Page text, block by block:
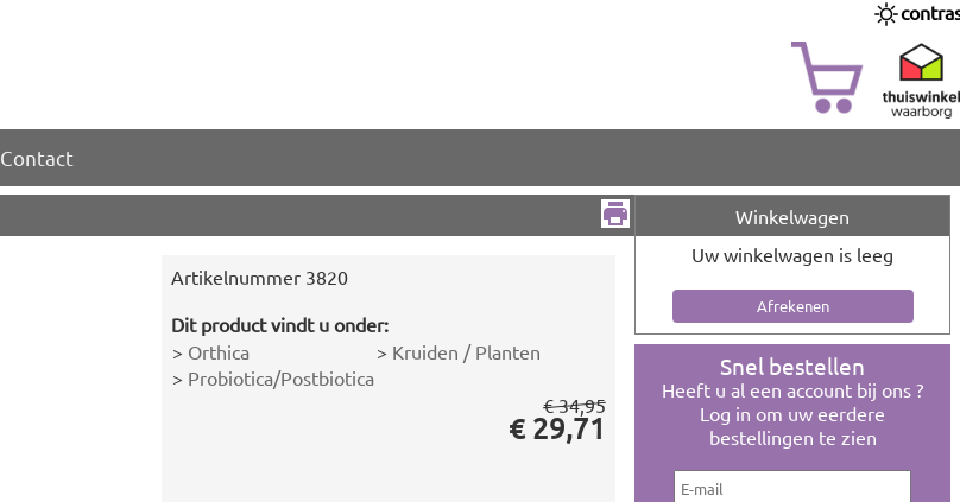
Contact
Artikelnummer 3820
Dit product vindt u onder:
> Orthica > Kruiden / Planten
> Probiotica/Postbiotica
€ 34,95
€ 29,71
Winkelwagen
Uw winkelwagen is leeg
Snel bestellen
Heeft u al een account bij ons ?
Log in om uw eerdere
bestellingen te zien